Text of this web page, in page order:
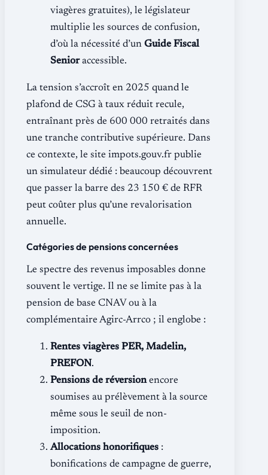
viagères gratuites), le législateur
multiplie les sources de confusion,
d’où la nécessité d’un Guide Fiscal
Senioraccessible.
La tension s’accroît en 2025 quand le
plafond de CSG à taux réduit recule,
entraînant près de 600 000 retraités dans
une tranche contributive supérieure. Dans
ce contexte, le site impots.gouv.fr publie
un simulateur dédié : beaucoup découvrent
que passer la barre des 23 150 € de RFR
peut coûter plus qu’une revalorisation
annuelle.
Catégories de pensions concernées
Le spectre des revenus imposables donne
souvent le vertige. Il ne se limite pas à la
pension de base CNAV ou à la
complémentaire Agirc-Arrco ; il englobe :
Rentes viagères PER, Madelin,
PREFON.
Pensions de réversionencore
soumises au prélèvement à la source
même sous le seuil de non-
imposition.
Allocations honorifiques :
bonifications de campagne de guerre,